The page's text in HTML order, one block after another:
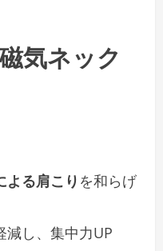
気ネック
よる肩こり を和らげ
減し、集中力UP